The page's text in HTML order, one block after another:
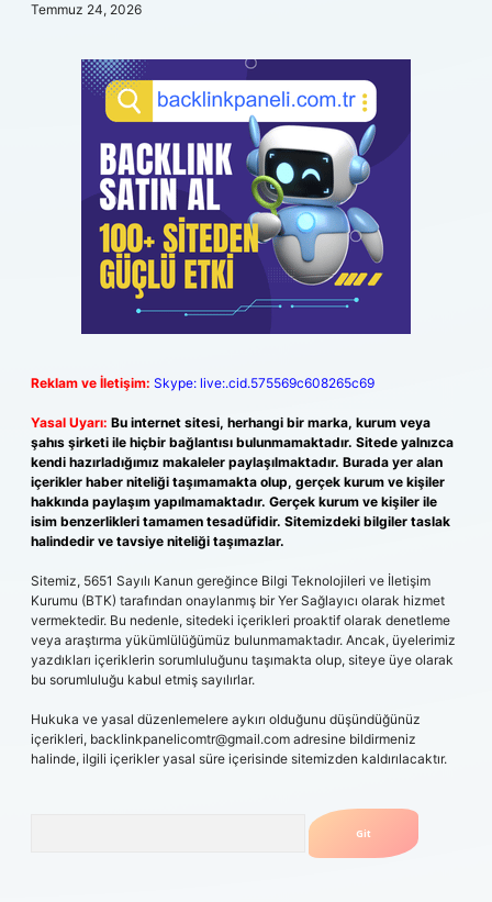
Temmuz 24, 2026
Reklam ve İletişim: Skype: live:.cid.575569c608265c69
Yasal Uyarı: Bu internet sitesi, herhangi bir marka, kurum veya
şahıs şirketi ile hiçbir bağlantısı bulunmamaktadır. Sitede yalnızca
kendi hazırladığımız makaleler paylaşılmaktadır. Burada yer alan
içerikler haber niteliği taşımamakta olup, gerçek kurum ve kişiler
hakkında paylaşım yapılmamaktadır. Gerçek kurum ve kişiler ile
isim benzerlikleri tamamen tesadüfidir. Sitemizdeki bilgiler taslak
halindedir ve tavsiye niteliği taşımazlar.
Sitemiz, 5651 Sayılı Kanun gereğince Bilgi Teknolojileri ve İletişim
Kurumu (BTK) tarafından onaylanmış bir Yer Sağlayıcı olarak hizmet
vermektedir. Bu nedenle, sitedeki içerikleri proaktif olarak denetleme
veya araştırma yükümlülüğümüz bulunmamaktadır. Ancak, üyelerimiz
yazdıkları içeriklerin sorumluluğunu taşımakta olup, siteye üye olarak
bu sorumluluğu kabul etmiş sayılırlar.
Hukuka ve yasal düzenlemelere aykırı olduğunu düşündüğünüz
içerikleri, backlinkpanelicomtr@gmail.com adresine bildirmeniz
halinde, ilgili içerikler yasal süre içerisinde sitemizden kaldırılacaktır.